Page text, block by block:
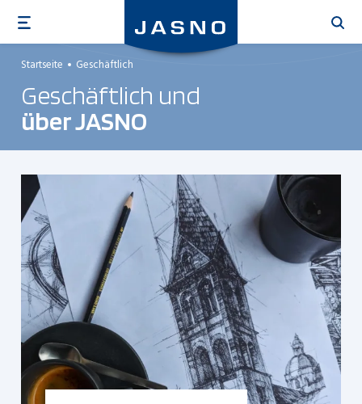
zum
Inhalt
Startseite Geschäftlich
Geschäftlich und
über JASNO